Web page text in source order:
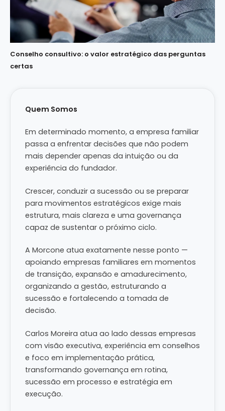
Conselho consultivo: o valor estratégico das perguntas
certas
Quem Somos
Em determinado momento, a empresa familiar
passa a enfrentar decisões que não podem
mais depender apenas da intuição ou da
experiência do fundador.
Crescer, conduzir a sucessão ou se preparar
para movimentos estratégicos exige mais
estrutura, mais clareza e uma governança
capaz de sustentar o próximo ciclo.
A Morcone atua exatamente nesse ponto —
apoiando empresas familiares em momentos
de transição, expansão e amadurecimento,
organizando a gestão, estruturando a
sucessão e fortalecendo a tomada de
decisão.
Carlos Moreira atua ao lado dessas empresas
com visão executiva, experiência em conselhos
e foco em implementação prática,
transformando governança em rotina,
sucessão em processo e estratégia em
execução.